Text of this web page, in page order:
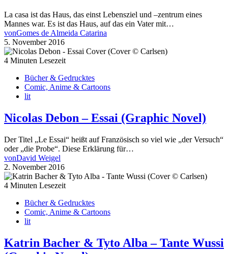
La casa ist das Haus, das einst Lebensziel und –zentrum eines
Mannes war. Es ist das Haus, auf das ein Vater mit…
vonGomes de Almeida Catarina
5. November 2016
4 Minuten Lesezeit
Bücher & Gedrucktes
Comic, Anime & Cartoons
lit
Nicolas Debon – Essai (Graphic Novel)
Der Titel „Le Essai“ heißt auf Französisch so viel wie „der Versuch“
oder „die Probe“. Diese Erklärung für…
vonDavid Weigel
2. November 2016
4 Minuten Lesezeit
Bücher & Gedrucktes
Comic, Anime & Cartoons
lit
Katrin Bacher & Tyto Alba – Tante Wussi